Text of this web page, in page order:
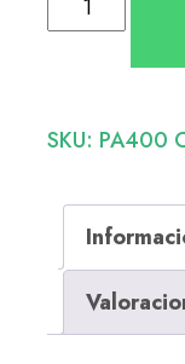
SKU: PA400